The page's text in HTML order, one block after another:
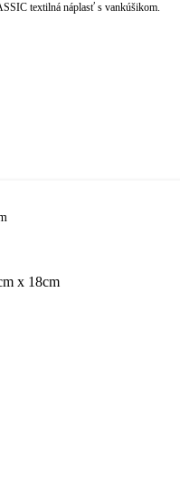
textilná náplasť s vankúšikom.